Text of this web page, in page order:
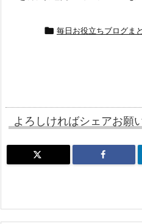
 毎日お役立ちブログま
よろしければシェアお願